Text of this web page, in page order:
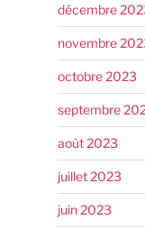
décembre
novembre
octobre 2023
septembre
août 2023
juillet 2023
juin 2023